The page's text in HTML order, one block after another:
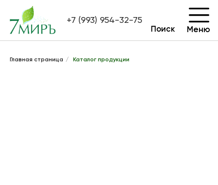
Меню
Поиск
Главная страница / Каталог продукции